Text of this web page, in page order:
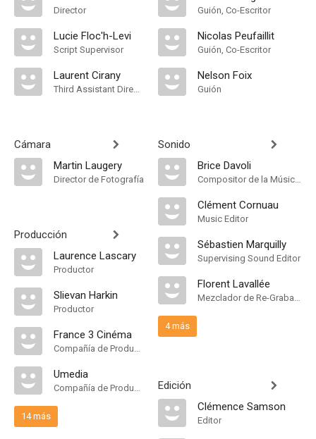
Director
Lucie Floc'h-Levi
Script Supervisor
Laurent Cirany
Third Assistant Director
Cámara
Martin Laugery
Director de Fotografía
Producción
Laurence Lascary
Productor
Slievan Harkin
Productor
France 3 Cinéma
Compañía de Produccion
Umedia
Compañía de Produccion
14 más
Guión, Co-Escritor
Nicolas Peufaillit
Guión, Co-Escritor
Nelson Foix
Guión
Sonido
Brice Davoli
Compositor de la Música Original
Clément Cornuau
Music Editor
Sébastien Marquilly
Supervising Sound Editor
Florent Lavallée
Mezclador de Re-Grabación de Sonido
4 más
Edición
Clémence Samson
Editor